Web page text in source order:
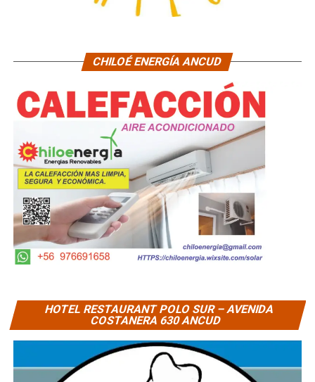
CHILOÉ ENERGÍA ANCUD
HOTEL RESTAURANT POLO SUR – AVENIDA
COSTANERA 630 ANCUD